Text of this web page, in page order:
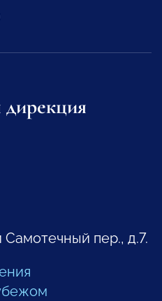
Самотечный пер., д.7.